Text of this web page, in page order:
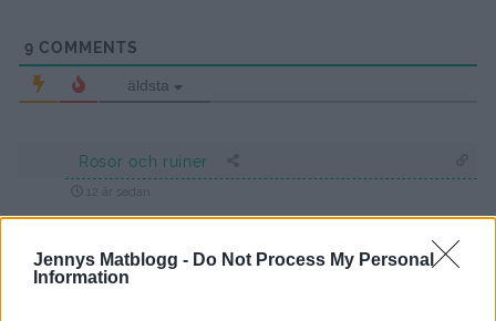
Jennys Matblogg - Do Not Process My Personal
Information
9 COMMENTS
äldsta
Rosor och ruiner
/Gunilla